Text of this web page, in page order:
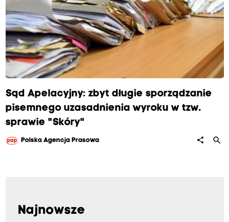
Sąd Apelacyjny: zbyt długie sporządzanie
pisemnego uzasadnienia wyroku w tzw.
sprawie "Skóry"
Polska Agencja Prasowa share search
Najnowsze